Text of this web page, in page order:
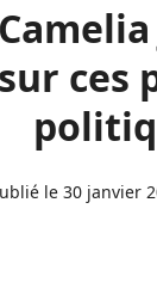
ces
le 30 janvier